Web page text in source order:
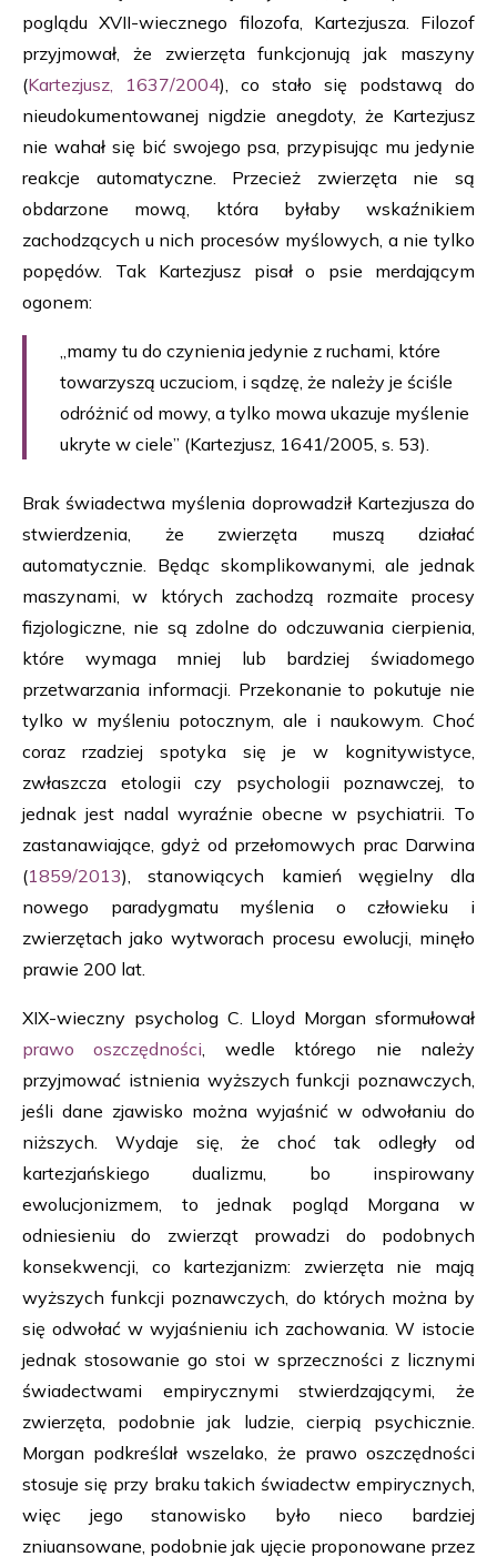
poglądu XVII-wiecznego filozofa, Kartezjusza. Filozof
przyjmował, że zwierzęta funkcjonują jak maszyny
(Kartezjusz, 1637/2004), co stało się podstawą do
nieudokumentowanej nigdzie anegdoty, że Kartezjusz
nie wahał się bić swojego psa, przypisując mu jedynie
reakcje automatyczne. Przecież zwierzęta nie są
obdarzone mową, która byłaby wskaźnikiem
zachodzących u nich procesów myślowych, a nie tylko
popędów. Tak Kartezjusz pisał o psie merdającym
ogonem:
„mamy tu do czynienia jedynie z ruchami, które
towarzyszą uczuciom, i sądzę, że należy je ściśle
odróżnić od mowy, a tylko mowa ukazuje myślenie
ukryte w ciele” (Kartezjusz, 1641/2005, s. 53).
Brak świadectwa myślenia doprowadził Kartezjusza do
stwierdzenia, że zwierzęta muszą działać
automatycznie. Będąc skomplikowanymi, ale jednak
maszynami, w których zachodzą rozmaite procesy
fizjologiczne, nie są zdolne do odczuwania cierpienia,
które wymaga mniej lub bardziej świadomego
przetwarzania informacji. Przekonanie to pokutuje nie
tylko w myśleniu potocznym, ale i naukowym. Choć
coraz rzadziej spotyka się je w kognitywistyce,
zwłaszcza etologii czy psychologii poznawczej, to
jednak jest nadal wyraźnie obecne w psychiatrii. To
zastanawiające, gdyż od przełomowych prac Darwina
(1859/2013), stanowiących kamień węgielny dla
nowego paradygmatu myślenia o człowieku i
zwierzętach jako wytworach procesu ewolucji, minęło
prawie 200 lat.
XIX-wieczny psycholog C. Lloyd Morgan sformułował
prawo oszczędności, wedle którego nie należy
przyjmować istnienia wyższych funkcji poznawczych,
jeśli dane zjawisko można wyjaśnić w odwołaniu do
niższych. Wydaje się, że choć tak odległy od
kartezjańskiego dualizmu, bo inspirowany
ewolucjonizmem, to jednak pogląd Morgana w
odniesieniu do zwierząt prowadzi do podobnych
konsekwencji, co kartezjanizm: zwierzęta nie mają
wyższych funkcji poznawczych, do których można by
się odwołać w wyjaśnieniu ich zachowania. W istocie
jednak stosowanie go stoi w sprzeczności z licznymi
świadectwami empirycznymi stwierdzającymi, że
zwierzęta, podobnie jak ludzie, cierpią psychicznie.
Morgan podkreślał wszelako, że prawo oszczędności
stosuje się przy braku takich świadectw empirycznych,
więc jego stanowisko było nieco bardziej
zniuansowane, podobnie jak ujęcie proponowane przez